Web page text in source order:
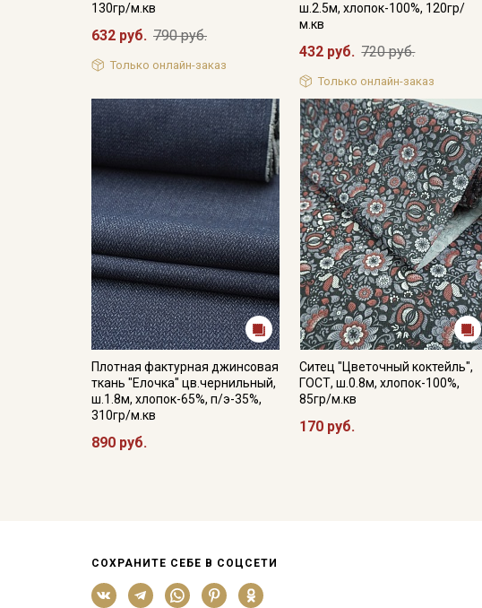
130гр/м.кв
632 руб. 790 руб.
Только онлайн-заказ
ш.2.5м, хлопок-100%, 120гр/
м.кв
432 руб. 720 руб.
Только онлайн-заказ
Плотная фактурная джинсовая
ткань "Елочка" цв.чернильный,
ш.1.8м, хлопок-65%, п/э-35%,
310гр/м.кв
890 руб.
Ситец "Цветочный коктейль",
ГОСТ, ш.0.8м, хлопок-100%,
85гр/м.кв
170 руб.
СОХРАНИТЕ СЕБЕ В СОЦСЕТИ